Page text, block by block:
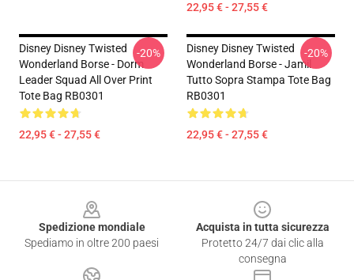
22,95 € - 27,55 €
Disney Disney Twisted
Wonderland Borse - Dorm
Leader Squad All Over Print
Tote Bag RB0301
22,95 € - 27,55 €
-20%
Disney Disney Twisted
Wonderland Borse - Jamil
Tutto Sopra Stampa Tote Bag
RB0301
22,95 € - 27,55 €
-20%
Spedizione mondiale
Spediamo in oltre 200 paesi
Acquista in tutta sicurezza
Protetto 24/7 dai clic alla
consegna